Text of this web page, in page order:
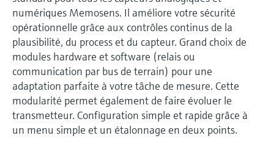
numériques Memosens. Il améliore votre sécurité
opérationnelle grâce aux contrôles continus de la
plausibilité, du process et du capteur. Grand choix de
modules hardware et software (relais ou
communication par bus de terrain) pour une
adaptation parfaite à votre tâche de mesure. Cette
modularité permet également de faire évoluer le
transmetteur. Configuration simple et rapide grâce à
un menu simple et un étalonnage en deux points.